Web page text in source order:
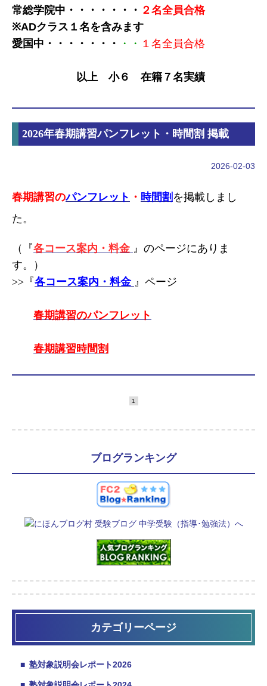
常総学院中 ・・ ・ ・ ・ ・ ・ ２名全員合格
※ADクラス１名を含みます
愛国中・・・
・ ・ ・ ・ ・・ １名全員合格
以上 小６ 在籍７名実績
2026年春期講習パンフレット・時間割 掲載
2026-02-03
春期講習のパンフレット ・ 時間割 を掲載しまし
た。
（『各コース案内・料金 』のページにありま
す。）
>> 『各コース案内・料金 』ページ
春期講習のパンフレット
春期講習時間割
1
ブログランキング
カテゴリーページ
■ 塾対象説明会レポート2026